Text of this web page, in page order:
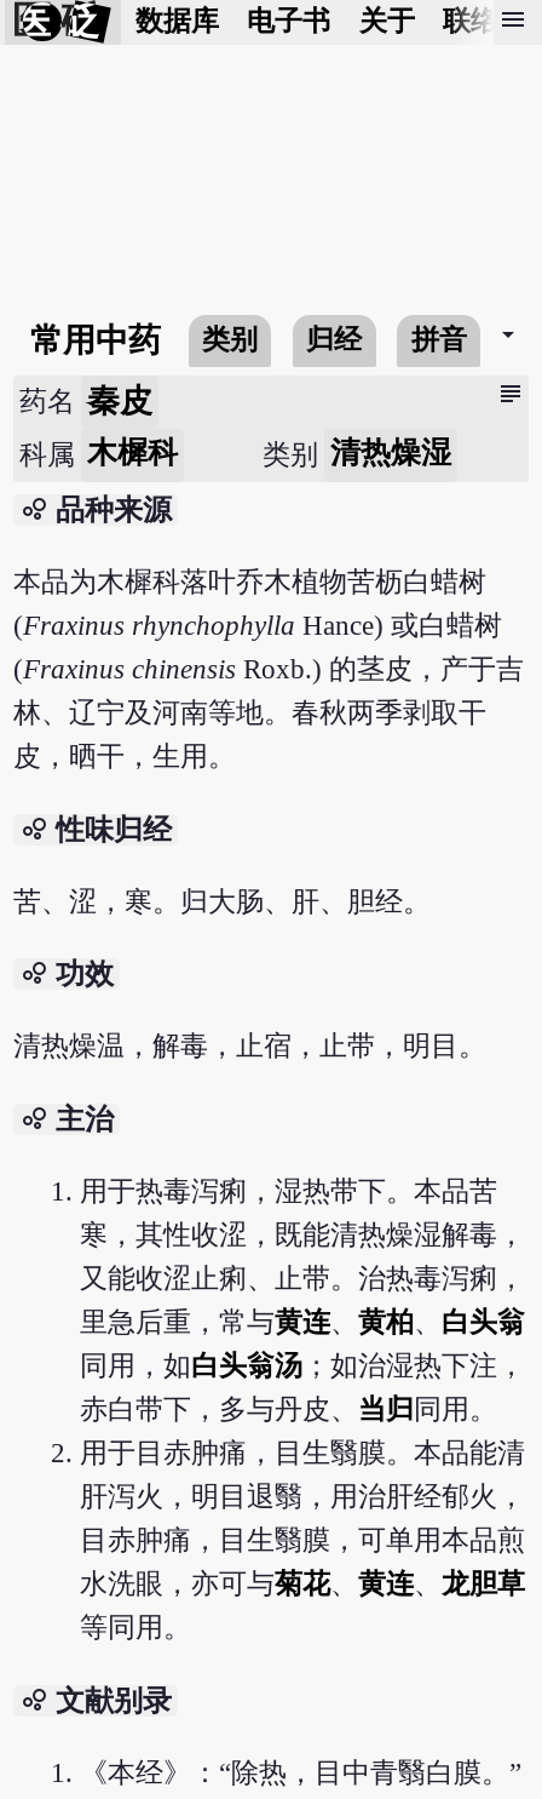
医 砭 数据库 电子书 关于 联络我
menu
常用中药 类别 归经 拼音 arrow_drop_down
subject
药名 秦皮
科属 木樨科 类别 清热燥湿
bubble_chart 品种来源
本品为木樨科落叶乔木植物苦枥白蜡树
(Fraxinus rhynchophylla Hance) 或白蜡树
(Fraxinus chinensis Roxb.) 的茎皮，产于吉
林、辽宁及河南等地。春秋两季剥取干
皮，晒干，生用。
bubble_chart 性味归经
苦、涩，寒。归大肠、肝、胆经。
bubble_chart 功效
清热燥温，解毒，止宿，止带，明目。
bubble_chart 主治
用于热毒泻痢，湿热带下。本品苦
寒，其性收涩，既能清热燥湿解毒，
又能收涩止痢、止带。治热毒泻痢，
里急后重，常与黄连、黄柏、 白头翁
同用，如白头翁汤 ；如治湿热下注，
赤白带下，多与丹皮、 当归 同用。
用于目赤肿痛，目生翳膜。本品能清
肝泻火，明目退翳，用治肝经郁火，
目赤肿痛，目生翳膜，可单用本品煎
水洗眼，亦可与菊花、黄连、 龙胆草
等同用。
bubble_chart 文献别录
《本经》：“除热，目中青翳白膜。”